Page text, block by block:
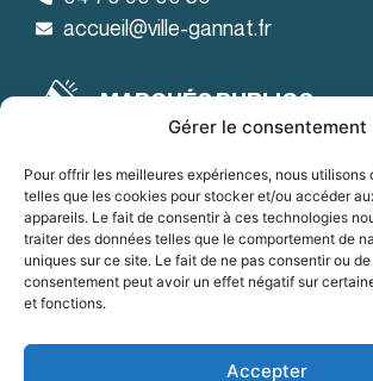
Gérer le consentement
Pour offrir les meilleures expériences, nous utilisons
telles que les cookies pour stocker et/ou accéder
appareils. Le fait de consentir à ces technologies
traiter des données telles que le comportement de
uniques sur ce site. Le fait de ne pas consentir ou
consentement peut avoir un effet négatif sur
et fonctions.
Accepter
accueil@ville-gannat.fr
MARCHÉS PUBLICS
Horaires d’ouverture
Le lundi: de 08h30 à 12h et de 14h
Le mardi: de 08h30 à 12h et de
Du mercredi au vendredi:
de 8h30 à 12h et de 14h à 18h
OFFRES D'EMPLOI